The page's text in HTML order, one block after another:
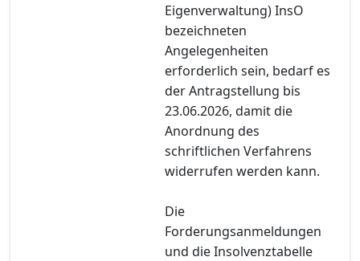
Eigenverwaltung) InsO
bezeichneten
Angelegenheiten
erforderlich sein, bedarf es
der Antragstellung bis
23.06.2026, damit die
Anordnung des
schriftlichen Verfahrens
widerrufen werden kann.
Die
Forderungsanmeldungen
und die Insolvenztabelle